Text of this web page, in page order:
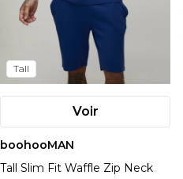
Tall
Voir
boohooMAN
Tall Slim Fit Waffle Zip Neck